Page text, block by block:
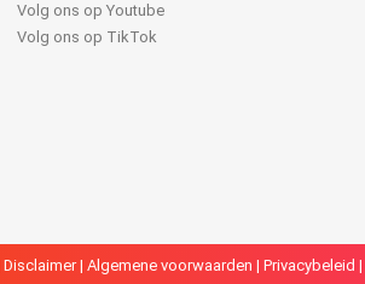
Volg ons op Youtube
Volg ons op TikTok
Disclaimer| Algemene voorwaarden | Privacybeleid |